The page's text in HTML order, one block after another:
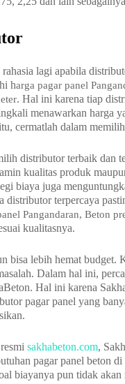
rahasia lagi apabila
harga pagar panel
. Hal ini karena tiap
menawarkan harga
cermatlah dalam
distributor terbaik dan
kualitas produk
biaya juga
distributor terpercaya
Pangandaran, Beton
kualitasnya.
bisa lebih hemat budget.
Dalam hal ini,
Hal ini karena
pagar panel yang
sakhabeton.com,
pagar panel beton di
biayanya pun tidak akan